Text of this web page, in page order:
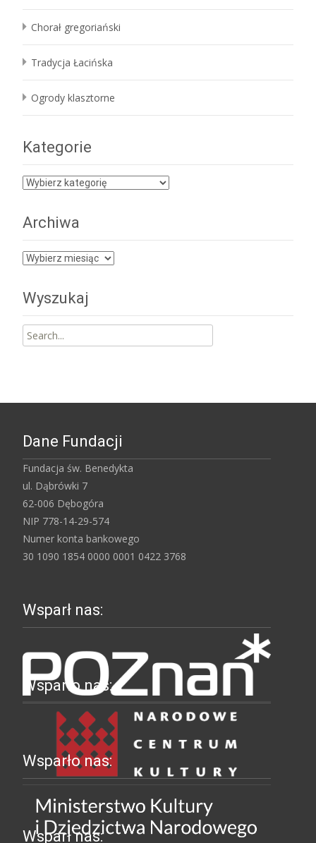
Chorał gregoriański
Tradycja Łacińska
Ogrody klasztorne
Kategorie
Kategorie
Archiwa
Archiwa
Wyszukaj
Search
for:
Dane Fundacji
Fundacja św. Benedykta
ul. Dąbrówki 7
62-006 Dębogóra
NIP 778-14-29-574
Numer konta bankowego
30 1090 1854 0000 0001 0422 3768
Wsparł nas:
Wsparło nas:
Wsparło nas:
Wsparł nas: